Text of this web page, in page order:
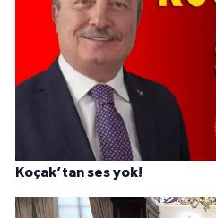
Koçak’tan ses yok!